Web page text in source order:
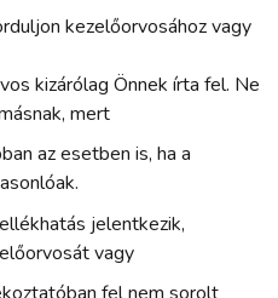
kezelőorvosához vagy
kizárólag Önnek írta fel. Ne
mert
az esetben is, ha a
jelentkezik,
vagy